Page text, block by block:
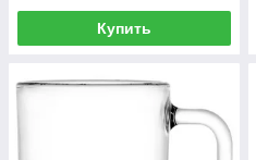
Купить